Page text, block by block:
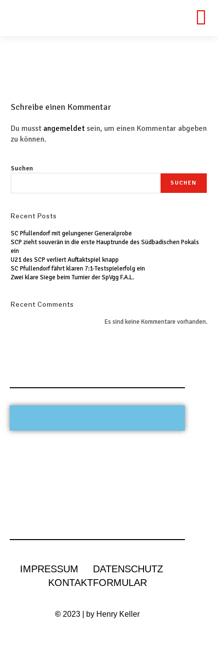
Schreibe einen Kommentar
Du musst angemeldet sein, um einen Kommentar abgeben
zu können.
Suchen
SUCHEN
Recent Posts
SC Pfullendorf mit gelungener Generalprobe
SCP zieht souverän in die erste Hauptrunde des Südbadischen Pokals
ein
U21 des SCP verliert Auftaktspiel knapp
SC Pfullendorf fährt klaren 7:1-Testspielerfolg ein
Zwei klare Siege beim Turnier der SpVgg F.A.L.
Recent Comments
Es sind keine Kommentare vorhanden.
IMPRESSUM
DATENSCHUTZ
KONTAKTFORMULAR
© 2023 | by Henry Keller